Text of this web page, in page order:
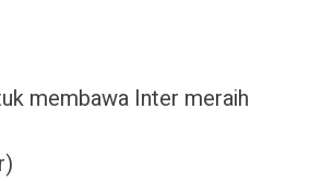
membawa Inter meraih